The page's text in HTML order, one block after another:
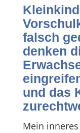
falsch
denken
und das
Mein